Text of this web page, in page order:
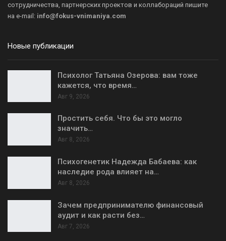
сотрудничества, партнерских проектов и коллабораций пишите
на e-mail: info@fokus-vnimaniya.com
Новые публикации
Психолог Татьяна Озерова: вам тоже
кажется, что время…
Авг 9, 2026
Простить себя. Что бы это могло
значить…
Авг 8, 2026
Психогенетик Надежда Бабаева: как
наследие рода влияет на…
Авг 8, 2026
Зачем предпринимателю финансовый
аудит и как расти без…
Авг 7, 2026